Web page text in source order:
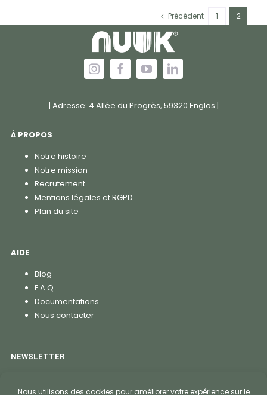
Précédent 1 2
| Adresse: 4 Allée du Progrès, 59320 Englos |
À PROPOS
Notre histoire
Notre mission
Recrutement
Mentions légales et RGPD
Plan du site
AIDE
Blog
F.A.Q
Documentations
Nous contacter
NEWSLETTER